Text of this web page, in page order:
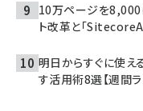
10万ページを8,000
ト改革と「
明日からすぐに使
す活用術8選【週間ラ